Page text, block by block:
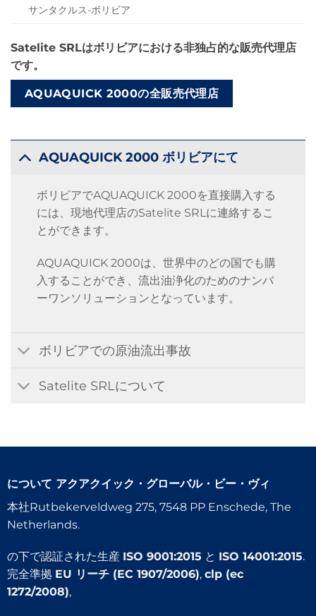
サンタクルス-ボリビア
Satelite SRLはボリビアにおける非独占的な販売代理店
です。
AQUAQUICK 2000の全販売代理店
AQUAQUICK 2000 ボリビアにて
ボリビアでAQUAQUICK 2000を直接購入する
には、現地代理店のSatelite SRLに連絡するこ
とができます。
AQUAQUICK 2000は、世界中のどの国でも購
入することができ、流出油浄化のためのナンバ
ーワンソリューションとなっています。
ボリビアでの原油流出事故
Satelite SRLについて
について アクアクイック・グローバル・ビー・ヴィ
本社Rutbekerveldweg 275, 7548 PP Enschede, The
Netherlands.
の下で認証された生産 ISO 9001:2015 と ISO 14001:2015.
完全準拠 EU リーチ (EC 1907/2006), clp (ec
1272/2008),